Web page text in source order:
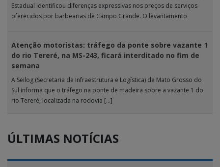
Estadual identificou diferenças expressivas nos preços de serviços
oferecidos por barbearias de Campo Grande. O levantamento
Atenção motoristas: tráfego da ponte sobre vazante 1
do rio Tereré, na MS-243, ficará interditado no fim de
semana
A Seilog (Secretaria de Infraestrutura e Logística) de Mato Grosso do
Sul informa que o tráfego na ponte de madeira sobre a vazante 1 do
rio Tereré, localizada na rodovia […]
ÚLTIMAS NOTÍCIAS